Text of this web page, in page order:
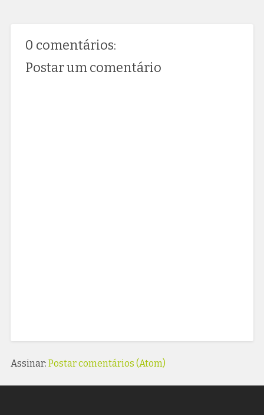
0 comentários:
Postar um comentário
Assinar: Postar comentários (Atom)